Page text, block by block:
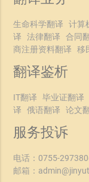
生命科学翻译 计算
译
法律翻译 合同
商注册资料翻译
移
翻译鉴析
IT翻译 毕业证翻译
译
俄语翻译 论文
服务投诉
电话： 0755-
邮箱：